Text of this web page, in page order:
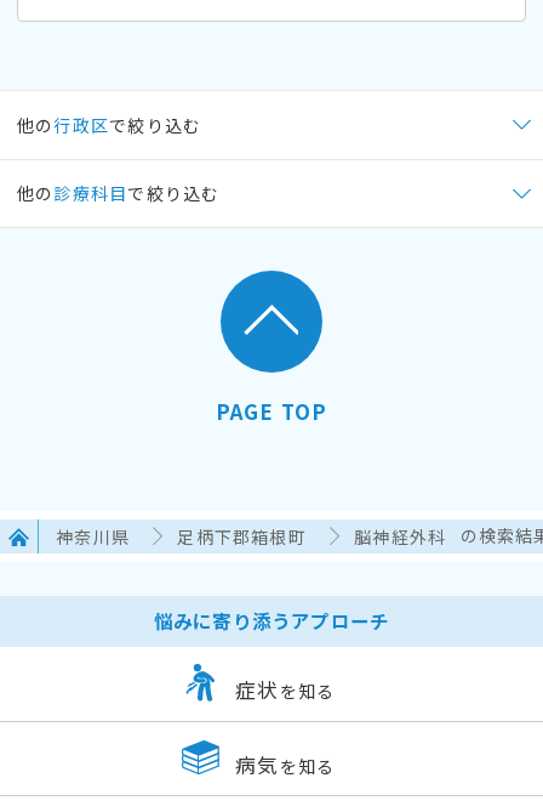
他の行政区で絞り込む
他の 診療科目で絞り込む
PAGE TOP
神奈川県 足柄下郡箱根町 脳神経外科 の検索結
悩みに寄り添うアプローチ
症状 を知る
病気 を知る